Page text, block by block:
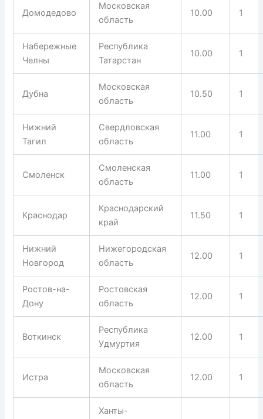
Домодедово
Московская
область
10.00 1
Набережные
Челны
Республика
Татарстан
10.00 1
Дубна
Московская
область
10.50 1
Нижний
Тагил
Свердловская
область
11.00 1
Смоленск
Смоленская
область
11.00 1
Краснодар
Краснодарский
край
11.50 1
Нижний
Новгород
Нижегородская
область
12.00 1
Ростов-на-
Дону
Ростовская
область
12.00 1
Воткинск
Республика
Удмуртия
12.00 1
Истра
Московская
область
12.00 1
Ханты-